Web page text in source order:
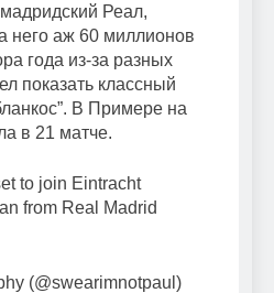
Реал,
него аж 60 миллионов
года из-за разных
показать классный
В Примере на
в 21 матче.
to join Eintracht
from Real Madrid
(@swearimnotpaul)